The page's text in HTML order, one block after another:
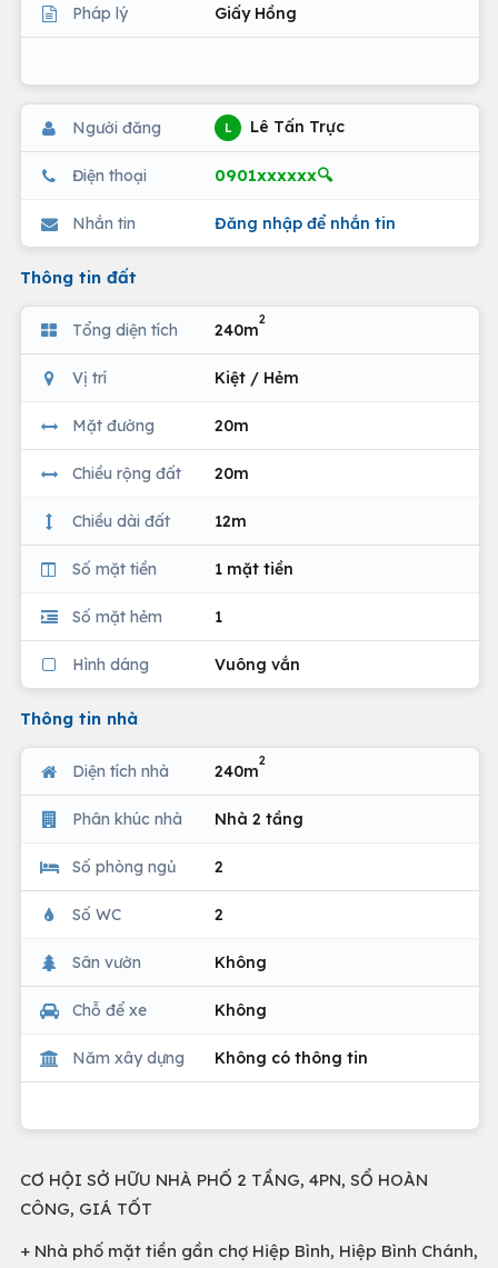
Pháp lý Giấy Hồng
Người đăng L Lê Tấn Trực
Điện thoại 0901xxxxxx🔍
Nhắn tin Đăng nhập để nhắn tin
Thông tin đất
Tổng diện tích 240m
2
Vị trí Kiệt / Hẻm
Mặt đường 20m
Chiều rộng đất 20m
Chiều dài đất 12m
Số mặt tiền 1 mặt tiền
Số mặt hẻm 1
Hình dáng Vuông vắn
Thông tin nhà
Diện tích nhà 240m
2
Phân khúc nhà Nhà 2 tầng
Số phòng ngủ 2
Số WC 2
Sân vườn Không
Chỗ để xe Không
Năm xây dựng Không có thông tin
CƠ HỘI SỞ HỮU NHÀ PHỐ 2 TẦNG, 4PN, SỔ HOÀN
CÔNG, GIÁ TỐT
+ Nhà phố mặt tiền gần chợ Hiệp Bình, Hiệp Bình Chánh,